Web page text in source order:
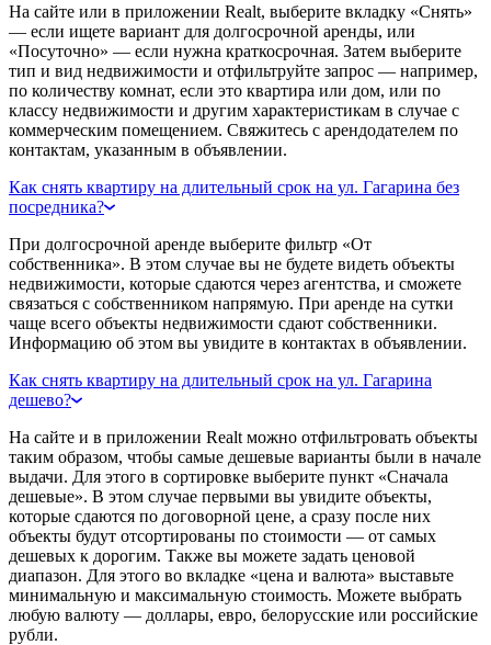
На сайте или в приложении Realt, выберите вкладку «Снять»
— если ищете вариант для долгосрочной аренды, или
«Посуточно» — если нужна краткосрочная. Затем выберите
тип и вид недвижимости и отфильтруйте запрос — например,
по количеству комнат, если это квартира или дом, или по
классу недвижимости и другим характеристикам в случае с
коммерческим помещением. Свяжитесь с арендодателем по
контактам, указанным в объявлении.
Как снять квартиру на длительный срок на ул. Гагарина без
посредника?
При долгосрочной аренде выберите фильтр «От
собственника». В этом случае вы не будете видеть объекты
недвижимости, которые сдаются через агентства, и сможете
связаться с собственником напрямую. При аренде на сутки
чаще всего объекты недвижимости сдают собственники.
Информацию об этом вы увидите в контактах в объявлении.
Как снять квартиру на длительный срок на ул. Гагарина
дешево?
На сайте и в приложении Realt можно отфильтровать объекты
таким образом, чтобы самые дешевые варианты были в начале
выдачи. Для этого в сортировке выберите пункт «Сначала
дешевые». В этом случае первыми вы увидите объекты,
которые сдаются по договорной цене, а сразу после них
объекты будут отсортированы по стоимости — от самых
дешевых к дорогим. Также вы можете задать ценовой
диапазон. Для этого во вкладке «цена и валюта» выставьте
минимальную и максимальную стоимость. Можете выбрать
любую валюту — доллары, евро, белорусские или российские
рубли.